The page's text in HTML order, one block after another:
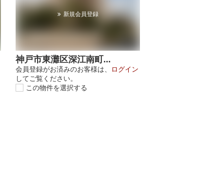
新規会員登録
神戸市東灘区深江南町...
会員登録がお済みのお客様は、
ログイン
してご覧ください。
この物件を選択する